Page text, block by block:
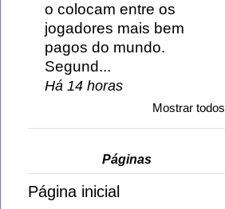
o colocam entre os
jogadores mais bem
pagos do mundo.
Segund...
Há 14 horas
Mostrar todos
Páginas
Página inicial